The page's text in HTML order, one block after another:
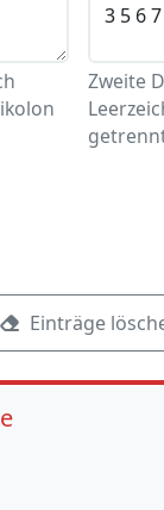
Zweite
Einträge